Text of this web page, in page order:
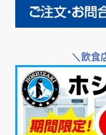
＼飲食